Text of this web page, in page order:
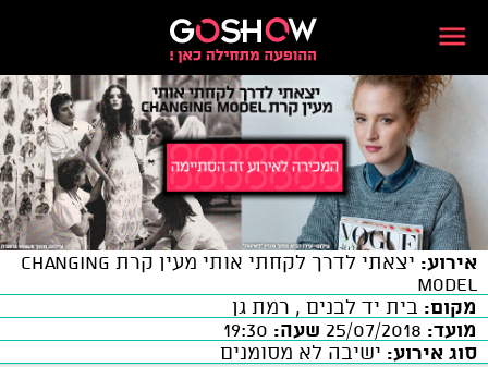
אירוע:
יצאתי לדרך לקחתי אותי מעין קרת changing
model
מקום: בית יד לבנים , רמת גן
מועד:
שעה:
סוג אירוע: ישיבה לא מסומנים